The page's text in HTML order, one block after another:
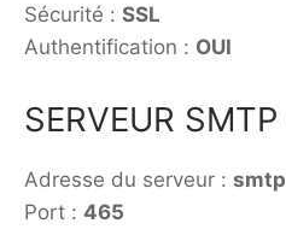
Sécurité : SSL
Authentification : OUI
SERVEUR
Adresse du serveur :
Port : 465